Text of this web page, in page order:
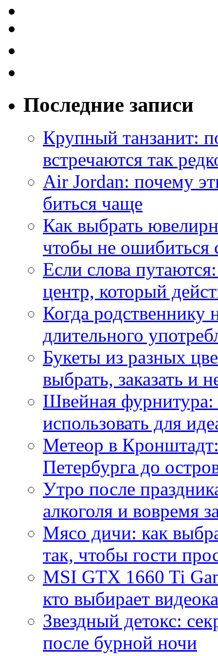
Последние записи
Крупный танзанит:
встречаются так
Air Jordan: почему
биться чаще
Как выбрать
чтобы не ошибиться
Если слова
центр, который
Когда
длительного
Букеты из разных
выбрать, заказать и
Швейная фурнитура:
использовать для
Метеор в
Петербурга до
Утро после
алкоголя и вовремя
Мясо дичи: как
так, чтобы гости
MSI GTX 1660 Ti
кто выбирает
Звездный детокс:
после бурной ночи